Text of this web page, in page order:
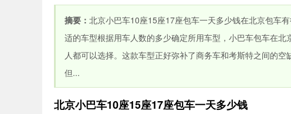
会议服务 商务
摘要： 北京小巴车10座15座17座包车一天多少钱在北京包车
适的车型根据用车人数的多少确定所用车型，小巴车包车在
人都可以选择。这款车型正好弥补了商务车和考斯特之间的
但...
北京小巴车10座15座17座包车一天多少钱